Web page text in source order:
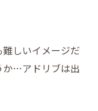
しいイメージだ
か…アドリブは出